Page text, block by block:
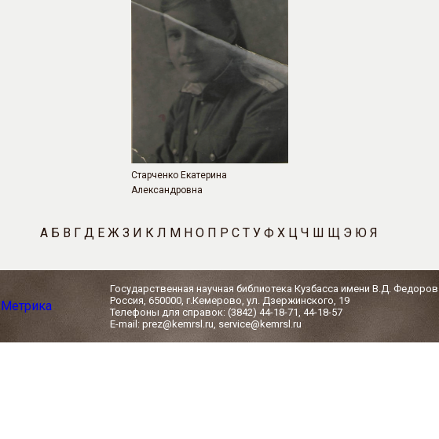
Старченко Екатерина
Александровна
А Б В Г Д Е Ж З И К Л М Н О П Р С Т У Ф Х Ц Ч Ш Щ Э Ю Я
Государственная научная библиотека Кузбасса имени В.Д.
Россия, 650000, г.Кемерово, ул. Дзержинского, 19
Телефоны для справок: (3842) 44-18-71, 44-18-57
E-mail: prez@kemrsl.ru, service@kemrsl.ru